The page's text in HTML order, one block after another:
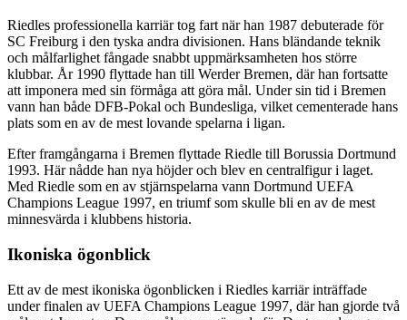
Riedles professionella karriär tog fart när han 1987 debuterade för
SC Freiburg i den tyska andra divisionen. Hans bländande teknik
och målfarlighet fångade snabbt uppmärksamheten hos större
klubbar. År 1990 flyttade han till Werder Bremen, där han fortsatte
att imponera med sin förmåga att göra mål. Under sin tid i Bremen
vann han både DFB-Pokal och Bundesliga, vilket cementerade hans
plats som en av de mest lovande spelarna i ligan.
Efter framgångarna i Bremen flyttade Riedle till Borussia Dortmund
1993. Här nådde han nya höjder och blev en centralfigur i laget.
Med Riedle som en av stjärnspelarna vann Dortmund UEFA
Champions League 1997, en triumf som skulle bli en av de mest
minnesvärda i klubbens historia.
Ikoniska ögonblick
Ett av de mest ikoniska ögonblicken i Riedles karriär inträffade
under finalen av UEFA Champions League 1997, där han gjorde två